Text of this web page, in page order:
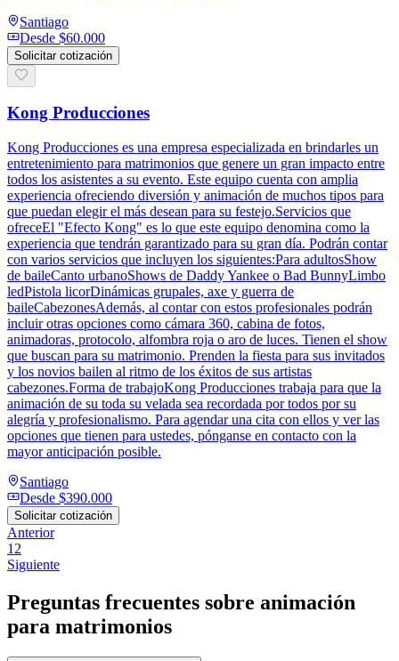
Santiago
Desde $60.000
Solicitar cotización
Kong Producciones
Kong Producciones es una empresa especializada en brindarles un
entretenimiento para matrimonios que genere un gran impacto entre
todos los asistentes a su evento. Este equipo cuenta con amplia
experiencia ofreciendo diversión y animación de muchos tipos para
que puedan elegir el más desean para su festejo.Servicios que
ofreceEl "Efecto Kong" es lo que este equipo denomina como la
experiencia que tendrán garantizado para su gran día. Podrán contar
con varios servicios que incluyen los siguientes:Para adultosShow
de baileCanto urbanoShows de Daddy Yankee o Bad BunnyLimbo
ledPistola licorDinámicas grupales, axe y guerra de
baileCabezonesAdemás, al contar con estos profesionales podrán
incluir otras opciones como cámara 360, cabina de fotos,
animadoras, protocolo, alfombra roja o aro de luces. Tienen el show
que buscan para su matrimonio. Prenden la fiesta para sus invitados
y los novios bailen al ritmo de los éxitos de sus artistas
cabezones.Forma de trabajoKong Producciones trabaja para que la
animación de su toda su velada sea recordada por todos por su
alegría y profesionalismo. Para agendar una cita con ellos y ver las
opciones que tienen para ustedes, pónganse en contacto con la
mayor anticipación posible.
Santiago
Desde $390.000
Solicitar cotización
Anterior
1 2
Siguiente
Preguntas frecuentes sobre animación
para matrimonios